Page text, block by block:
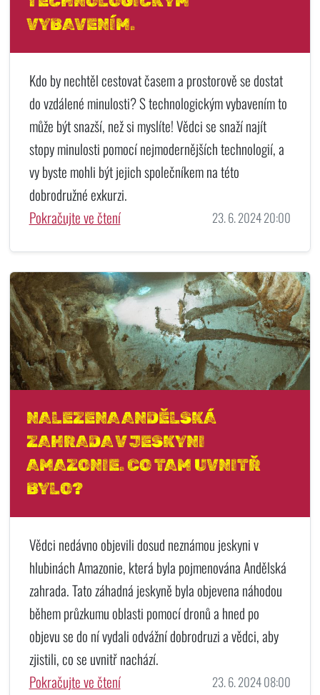
VYBAVENÍM.
Kdo by nechtěl cestovat časem a prostorově se dostat
do vzdálené minulosti? S technologickým vybavením to
může být snazší, než si myslíte! Vědci se snaží najít
stopy minulosti pomocí nejmodernějších technologií, a
vy byste mohli být jejich společníkem na této
dobrodružné exkurzi.
Pokračujte ve čtení
23. 6. 2024 20:00
NALEZENA ANDĚLSKÁ
ZAHRADA V JESKYNI
AMAZONIE. CO TAM UVNITŘ
BYLO?
Vědci nedávno objevili dosud neznámou jeskyni v
hlubinách Amazonie, která byla pojmenována Andělská
zahrada. Tato záhadná jeskyně byla objevena náhodou
během průzkumu oblasti pomocí dronů a hned po
objevu se do ní vydali odvážní dobrodruzi a vědci, aby
zjistili, co se uvnitř nachází.
Pokračujte ve čtení
23. 6. 2024 08:00